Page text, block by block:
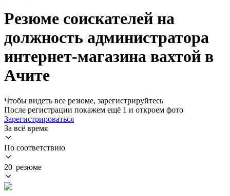
Резюме соискателей на
должность администратора
интернет-магазина вахтой в
Ачите
Чтобы видеть все резюме, зарегистрируйтесь
После регистрации покажем ещё 1 и откроем фото
Зарегистрироваться
За всё время
По соответствию
20 резюме